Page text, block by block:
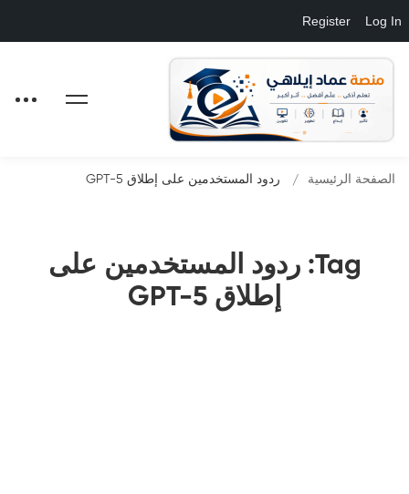
Log In
Register
Tag: ردود المستخدمين على
إطلاق GPT-5
الصفحة الرئيسية ردود المستخدمين على إطلاق GPT-5